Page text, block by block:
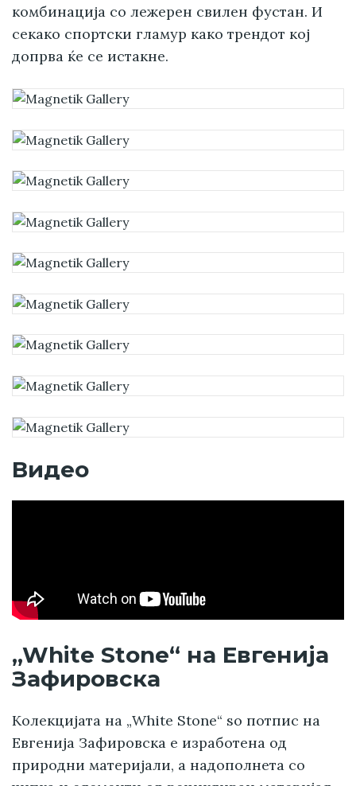
комбинација со лежерен свилен фустан. И
секако спортски гламур како трендот кој
допрва ќе се истакне.
Видео
„White Stone“ на Евгенија
Зафировска
Колекцијата на „White Stone“ so потпис на
Евгенија Зафировска е изработенa од
природни материјали, а надополнетa со